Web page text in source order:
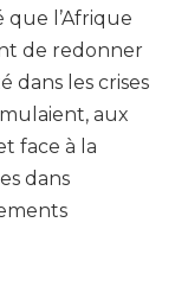
l’Afrique
de redonner
dans les crises
aux
face à la
dans